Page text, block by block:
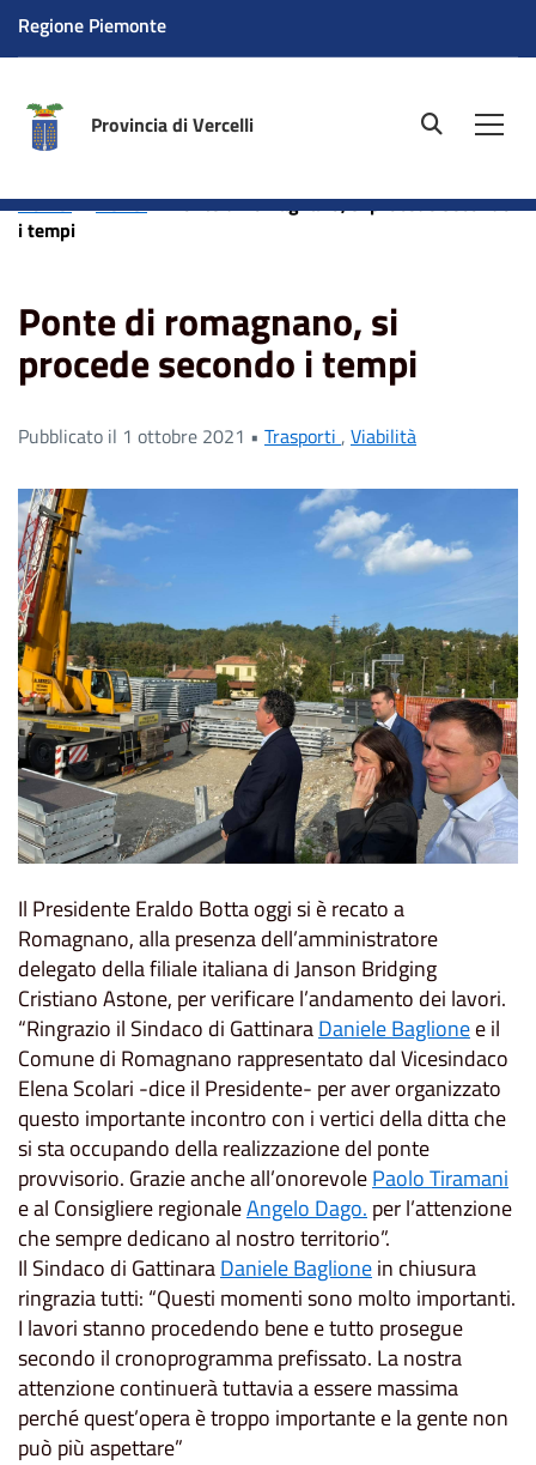
Regione Piemonte
Provincia di Vercelli site.searc
Home News
Ponte di romagnano, si procede secondo
i tempi
Ponte di romagnano, si
procede secondo i tempi
Pubblicato il 1 ottobre 2021 • Trasporti , Viabilità
Il Presidente Eraldo Botta oggi si è recato a
Romagnano, alla presenza dell’amministratore
delegato della filiale italiana di Janson Bridging
Cristiano Astone, per verificare l’andamento dei lavori.
“Ringrazio il Sindaco di GattinaraDaniele Baglionee il
Comune di Romagnano rappresentato dal Vicesindaco
Elena Scolari -dice il Presidente- per aver organizzato
questo importante incontro con i vertici della ditta che
si sta occupando della realizzazione del ponte
provvisorio. Grazie anche all’onorevolePaolo Tiramani
e al Consigliere regionaleAngelo Dago. per l’attenzione
che sempre dedicano al nostro territorio”.
Il Sindaco di GattinaraDaniele Baglionein chiusura
ringrazia tutti: “Questi momenti sono molto importanti.
I lavori stanno procedendo bene e tutto prosegue
secondo il cronoprogramma prefissato. La nostra
attenzione continuerà tuttavia a essere massima
perché quest’opera è troppo importante e la gente non
può più aspettare”